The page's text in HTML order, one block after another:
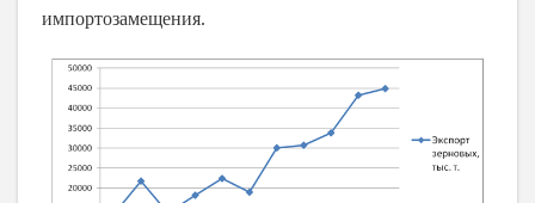
импортозамещения.